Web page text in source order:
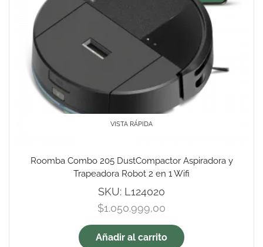
VISTA RÁPIDA
Roomba Combo 205 DustCompactor Aspiradora y
Trapeadora Robot 2 en 1 Wifi
SKU: L124020
$1.050.999,00
Añadir al carrito